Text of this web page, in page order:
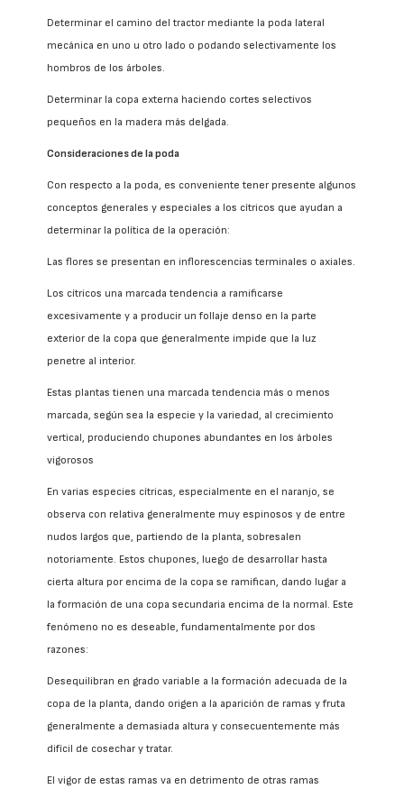
Determinar el camino del tractor mediante la poda lateral
mecánica en uno u otro lado o podando selectivamente los
hombros de los árboles.
Determinar la copa externa haciendo cortes selectivos
pequeños en la madera más delgada.
Consideraciones de la poda
Con respecto a la poda, es conveniente tener presente algunos
conceptos generales y especiales a los cítricos que ayudan a
determinar la política de la operación:
Las flores se presentan en inflorescencias terminales o axiales.
Los cítricos una marcada tendencia a ramificarse
excesivamente y a producir un follaje denso en la parte
exterior de la copa que generalmente impide que la luz
penetre al interior.
Estas plantas tienen una marcada tendencia más o menos
marcada, según sea la especie y la variedad, al crecimiento
vertical, produciendo chupones abundantes en los árboles
vigorosos
En varias especies cítricas, especialmente en el naranjo, se
observa con relativa generalmente muy espinosos y de entre
nudos largos que, partiendo de la planta, sobresalen
notoriamente. Estos chupones, luego de desarrollar hasta
cierta altura por encima de la copa se ramifican, dando lugar a
la formación de una copa secundaria encima de la normal. Este
fenómeno no es deseable, fundamentalmente por dos
razones:
Desequilibran en grado variable a la formación adecuada de la
copa de la planta, dando origen a la aparición de ramas y fruta
generalmente a demasiada altura y consecuentemente más
difícil de cosechar y tratar.
El vigor de estas ramas va en detrimento de otras ramas